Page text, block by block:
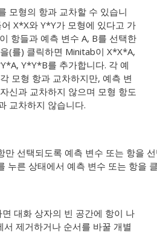
모형의 항과 교차할 수 있습니
X*X와 Y*Y가 모형에 있다고 가
항들과 예측 변수 A, B를 선택한
(를) 클릭하면 Minitab이 X*X*A,
Y*Y*B를 추가합니다. 각 예
모형 항과 교차하지만, 예측 변
신과 교차하지 않으며 모형 항도
교차하지 않습니다.
만 선택되도록 예측 변수 또는 항을
누른 상태에서 예측 변수 또는 항을
대화 상자의 빈 공간에 항이 나
서 제거하거나 순서를 바꿀 개별